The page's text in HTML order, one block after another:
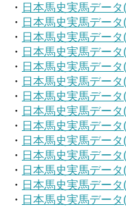
・ 日本馬史実馬デー
・ 日本馬史実馬デー
・ 日本馬史実馬デー
・ 日本馬史実馬デー
・ 日本馬史実馬デー
・ 日本馬史実馬デー
・ 日本馬史実馬デー
・ 日本馬史実馬デー
・ 日本馬史実馬デー
・ 日本馬史実馬デー
・ 日本馬史実馬デー
・ 日本馬史実馬デー
・ 日本馬史実馬デー
・ 日本馬史実馬デー